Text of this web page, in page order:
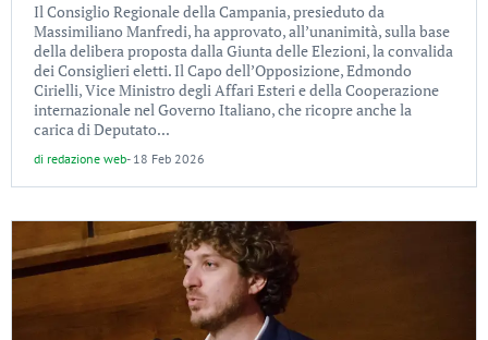
Il Consiglio Regionale della Campania, presieduto da
Massimiliano Manfredi, ha approvato, all’unanimità, sulla base
della delibera proposta dalla Giunta delle Elezioni, la convalida
dei Consiglieri eletti. Il Capo dell’Opposizione, Edmondo
Cirielli, Vice Ministro degli Affari Esteri e della Cooperazione
internazionale nel Governo Italiano, che ricopre anche la
carica di Deputato...
di redazione web- 18 Feb 2026